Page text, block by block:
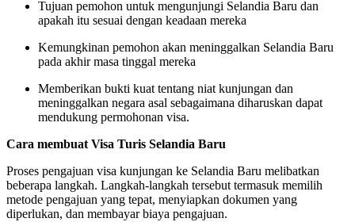
Tujuan pemohon untuk mengunjungi Selandia Baru dan
apakah itu sesuai dengan keadaan mereka
Kemungkinan pemohon akan meninggalkan Selandia Baru
pada akhir masa tinggal mereka
Memberikan bukti kuat tentang niat kunjungan dan
meninggalkan negara asal sebagaimana diharuskan dapat
mendukung permohonan visa.
Cara membuat Visa Turis Selandia Baru
Proses pengajuan visa kunjungan ke Selandia Baru melibatkan
beberapa langkah. Langkah-langkah tersebut termasuk memilih
metode pengajuan yang tepat, menyiapkan dokumen yang
diperlukan, dan membayar biaya pengajuan.